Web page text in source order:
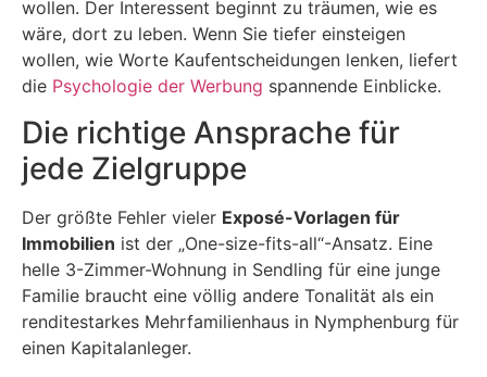
wollen. Der Interessent beginnt zu träumen, wie es
wäre, dort zu leben. Wenn Sie tiefer einsteigen
wollen, wie Worte Kaufentscheidungen lenken, liefert
die Psychologie der Werbung spannende Einblicke.
Die richtige Ansprache für
jede Zielgruppe
Der größte Fehler vieler Exposé-Vorlagen für
Immobilien ist der „One-size-fits-all“-Ansatz. Eine
helle 3-Zimmer-Wohnung in Sendling für eine junge
Familie braucht eine völlig andere Tonalität als ein
renditestarkes Mehrfamilienhaus in Nymphenburg für
einen Kapitalanleger.